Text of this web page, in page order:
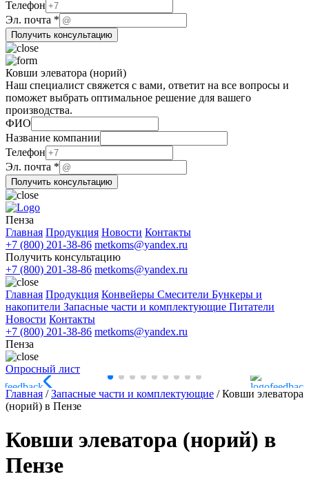
Название
почта
компании
Телефон
Эл. почта *
Получить консультацию
Ковши элеватора (норий)
Наш специалист свяжется с вами, ответит на все вопросы и
поможет выбрать оптимальное решение для вашего
производства.
Название
компании
ФИО
ФИО
Название компании
Телефон
Эл. почта *
Получить консультацию
Пенза
Главная Продукция Новости Контакты
+7 (800) 201-38-86 metkoms@yandex.ru
Получить консультацию
+7 (800) 201-38-86 metkoms@yandex.ru
Главная Продукция Конвейеры Смесители Бункеры и
накопители Запасные части и комплектующие Питатели
Новости Контакты
+7 (800) 201-38-86 metkoms@yandex.ru
Пенза
Опросный лист
Главная /Запасные части и комплектующие /Ковши элеватора
(норий) в Пензе
Ковши элеватора (норий) в
Пензе